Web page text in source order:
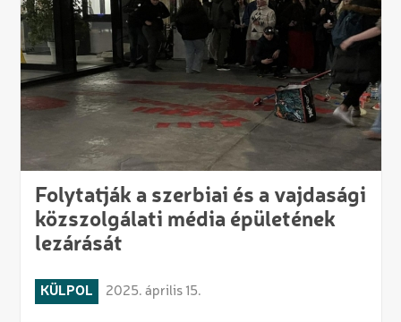
Folytatják a szerbiai és a vajdasági
közszolgálati média épületének
lezárását
KÜLPOL 2025. április 15.